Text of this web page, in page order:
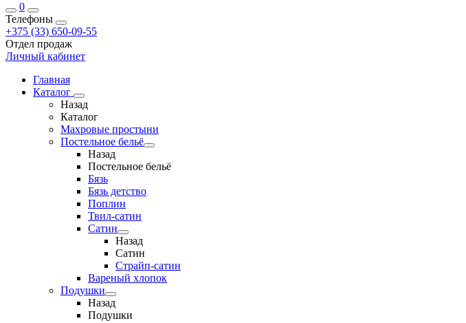
0
Телефоны
+375 (33) 650-09-55
Отдел продаж
Личный кабинет
Главная
Каталог
Назад
Каталог
Махровые простыни
Постельное бельё
Назад
Постельное бельё
Бязь
Бязь детство
Поплин
Твил-сатин
Сатин
Назад
Сатин
Страйп-сатин
Вареный хлопок
Подушки
Назад
Подушки